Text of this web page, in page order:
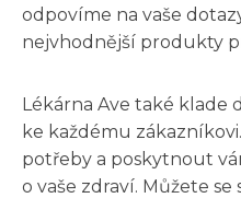
odpovíme na vaše
nejvhodnější produkty
Lékárna Ave také klade
ke každému
potřeby a poskytnout
o vaše zdraví. Můžete